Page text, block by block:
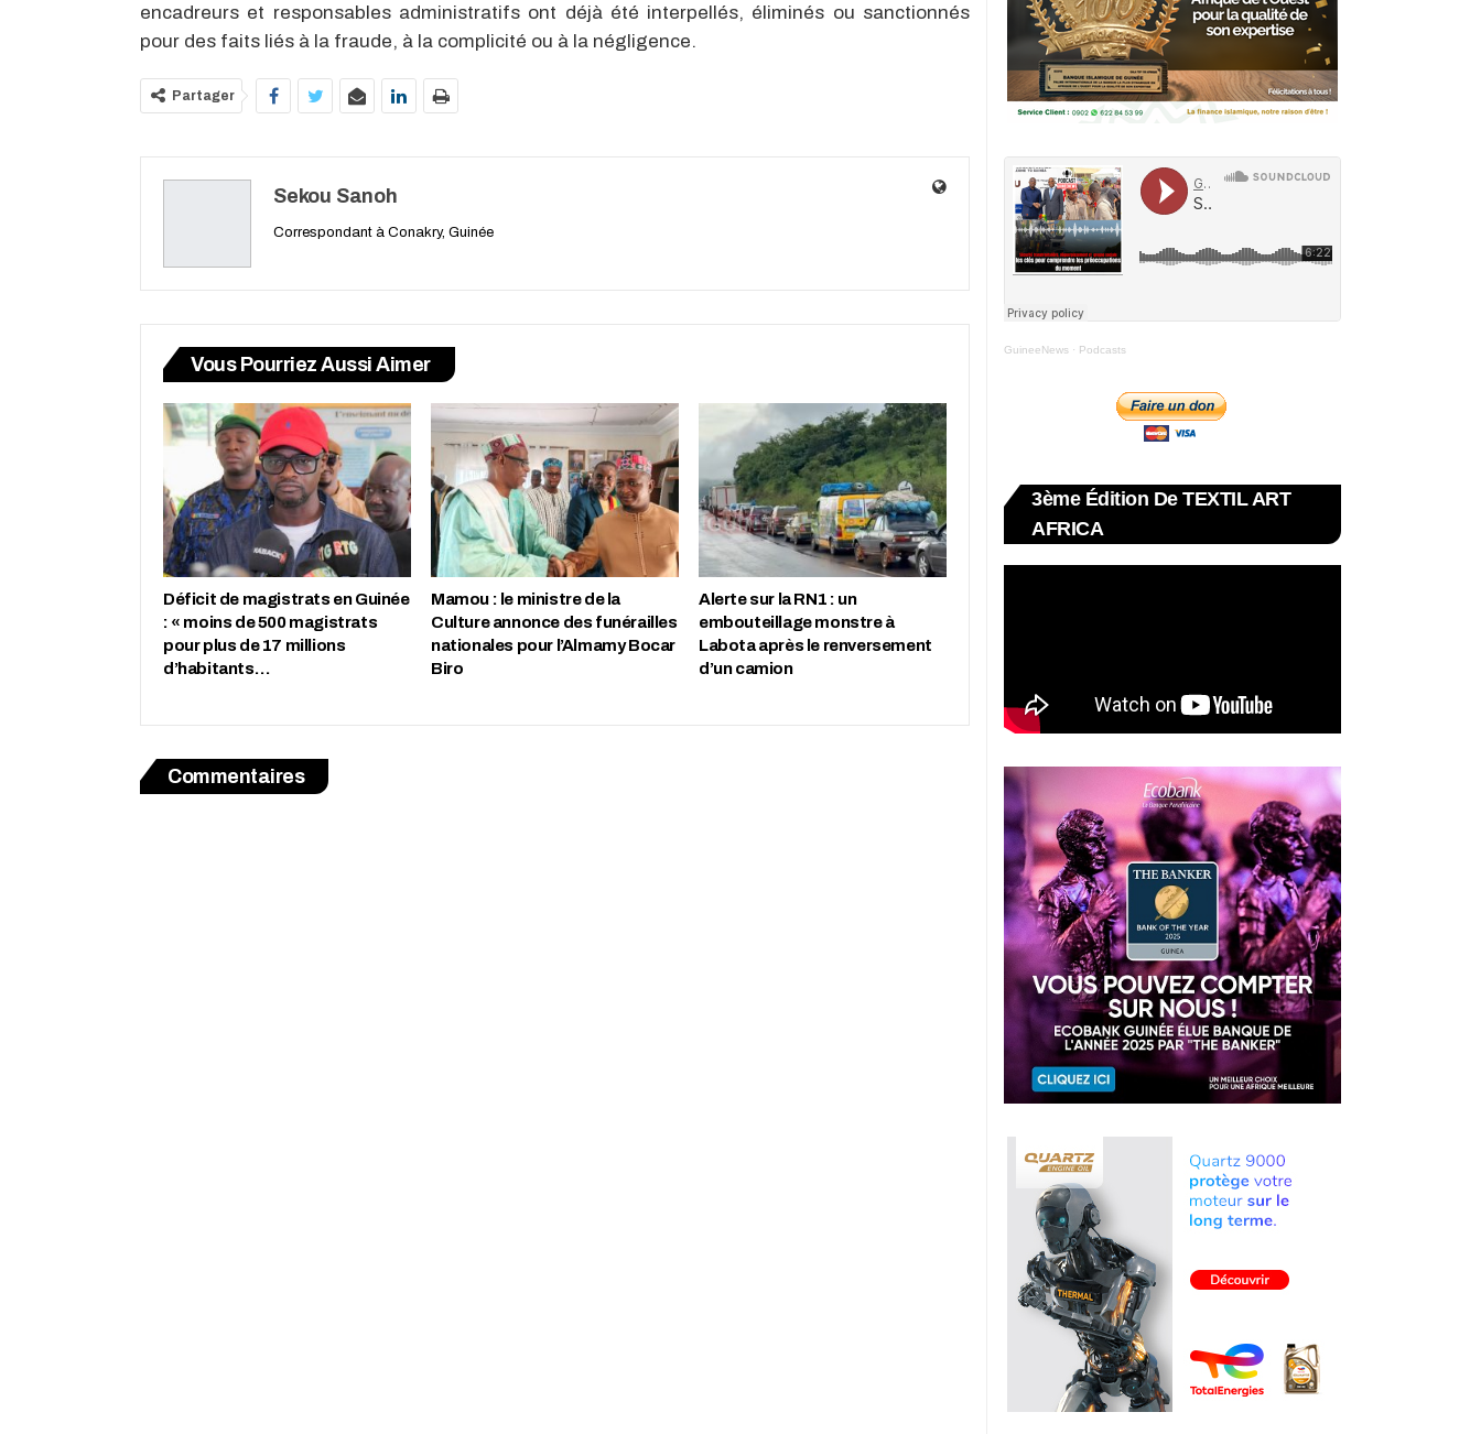
encadreurs et responsables administratifs ont déjà été interpellés, éliminés ou sanctionnés
pour des faits liés à la fraude, à la complicité ou à la négligence.
Partager
Sekou Sanoh
Correspondant à Conakry, Guinée
Vous Pourriez Aussi Aimer
Déficit de magistrats en Guinée
: « moins de 500 magistrats
pour plus de 17 millions
d’habitants…
Mamou : le ministre de la
Culture annonce des funérailles
nationales pour l’Almamy Bocar
Biro
Alerte sur la RN1 : un
embouteillage monstre à
Labota après le renversement
d’un camion
Commentaires
GuineeNews · Podcasts
3ème Édition De TEXTIL ART
AFRICA